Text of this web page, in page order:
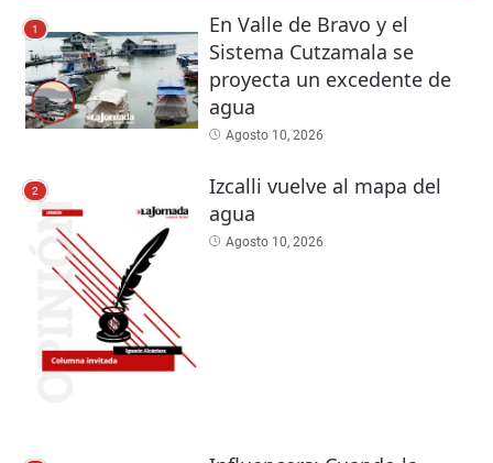
1
En Valle de Bravo y el
Sistema Cutzamala se
proyecta un excedente de
agua
Agosto 10, 2026
2
Izcalli vuelve al mapa del
agua
Agosto 10, 2026